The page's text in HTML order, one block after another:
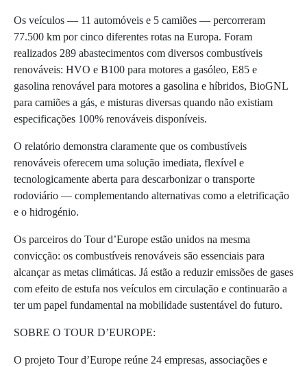
Os veículos — 11 automóveis e 5 camiões — percorreram
77.500 km por cinco diferentes rotas na Europa. Foram
realizados 289 abastecimentos com diversos combustíveis
renováveis: HVO e B100 para motores a gasóleo, E85 e
gasolina renovável para motores a gasolina e híbridos, BioGNL
para camiões a gás, e misturas diversas quando não existiam
especificações 100% renováveis disponíveis.
O relatório demonstra claramente que os combustíveis
renováveis oferecem uma solução imediata, flexível e
tecnologicamente aberta para descarbonizar o transporte
rodoviário — complementando alternativas como a eletrificação
e o hidrogénio.
Os parceiros do Tour d’Europe estão unidos na mesma
convicção: os combustíveis renováveis são essenciais para
alcançar as metas climáticas. Já estão a reduzir emissões de gases
com efeito de estufa nos veículos em circulação e continuarão a
ter um papel fundamental na mobilidade sustentável do futuro.
SOBRE O TOUR D’EUROPE:
O projeto Tour d’Europe reúne 24 empresas, associações e